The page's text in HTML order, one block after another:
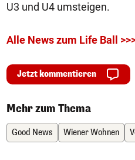
U3 und U4 umsteigen.
Alle News zum Life Ball
Jetzt kommentieren
Mehr zum Thema
Good News Wiener Wohnen